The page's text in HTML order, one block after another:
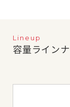
Lineup
容量ライン